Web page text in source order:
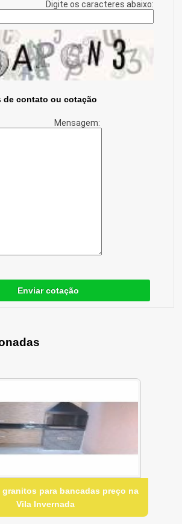
Digite os caracteres abaixo:
de contato ou cotação
Mensagem:
Enviar cotação
granitos para bancadas preço na
Vila Invernada